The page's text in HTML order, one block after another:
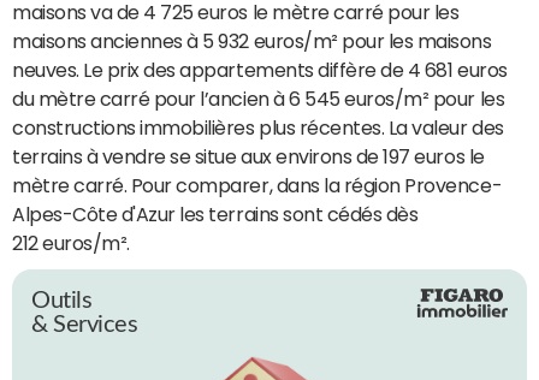
maisons va de 4 725 euros le mètre carré pour les
maisons anciennes à 5 932 euros/m² pour les maisons
neuves. Le prix des appartements diffère de 4 681 euros
du mètre carré pour l’ancien à 6 545 euros/m² pour les
constructions immobilières plus récentes. La valeur des
terrains à vendre se situe aux environs de 197 euros le
mètre carré. Pour comparer, dans la région Provence-
Alpes-Côte d'Azur les terrains sont cédés dès
212 euros/m².
Outils
& Services